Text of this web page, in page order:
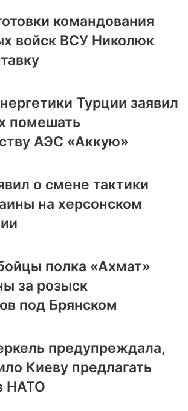
командования
войск ВСУ Николюк
Турции заявил
помешать
АЭС «Аккую»
о смене тактики
на херсонском
полка «Ахмат»
за розыск
под Брянском
предупреждала,
Киеву предлагать
НАТО